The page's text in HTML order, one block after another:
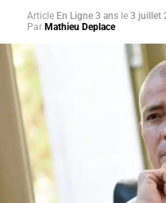
Article En Ligne 3 ans le 3 juillet
Par Mathieu Deplace